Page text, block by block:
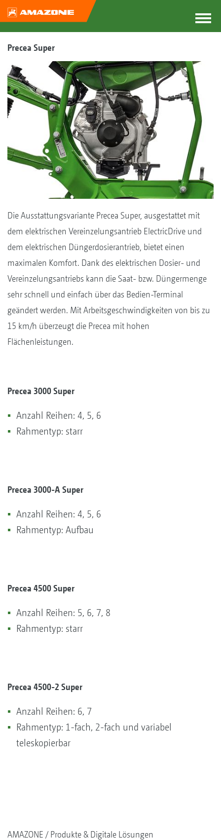
Precea Super
Die Ausstattungsvariante Precea Super, ausgestattet mit
dem elektrischen Vereinzelungsantrieb ElectricDrive und
dem elektrischen Düngerdosierantrieb, bietet einen
maximalen Komfort. Dank des elektrischen Dosier- und
Vereinzelungsantriebs kann die Saat- bzw. Düngermenge
sehr schnell und einfach über das Bedien-Terminal
geändert werden. Mit Arbeitsgeschwindigkeiten von bis zu
15 km/h überzeugt die Precea mit hohen
Flächenleistungen.
Precea 3000 Super
Anzahl Reihen: 4, 5, 6
Rahmentyp: starr
Precea 3000-A Super
Anzahl Reihen: 4, 5, 6
Rahmentyp: Aufbau
Precea 4500 Super
Anzahl Reihen: 5, 6, 7, 8
Rahmentyp: starr
Precea 4500-2 Super
Anzahl Reihen: 6, 7
Rahmentyp: 1-fach, 2-fach und variabel
teleskopierbar
AMAZONE
Produkte & Digitale Lösungen